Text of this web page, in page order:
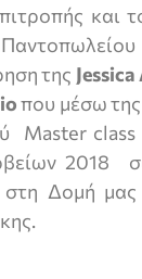
και
της Jessica
που μέσω
Master class
2018
Δομή μας